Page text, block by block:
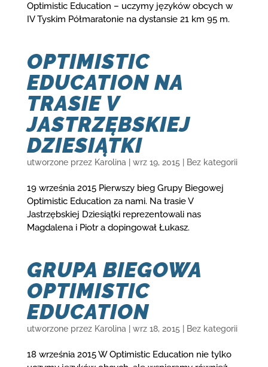
Optimistic Education – uczymy języków obcych w
IV Tyskim Półmaratonie na dystansie 21 km 95 m.
OPTIMISTIC
EDUCATION NA
TRASIE V
JASTRZĘBSKIEJ
DZIESIĄTKI
utworzone przez Karolina wrz 19, 2015 Bez kategorii
19 września 2015 Pierwszy bieg Grupy Biegowej
Optimistic Education za nami. Na trasie V
Jastrzębskiej Dziesiątki reprezentowali nas
Magdalena i Piotr a dopingował Łukasz.
GRUPA BIEGOWA
OPTIMISTIC
EDUCATION
utworzone przez Karolina wrz 18, 2015 Bez kategorii
18 września 2015 W Optimistic Education nie tylko